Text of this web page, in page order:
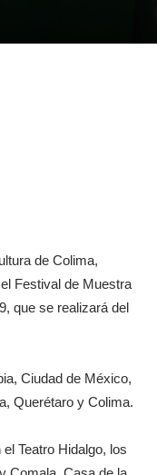
de Colima,
Festival de Muestra
que se realizará del
Ciudad de México,
Querétaro y Colima.
Teatro Hidalgo, los